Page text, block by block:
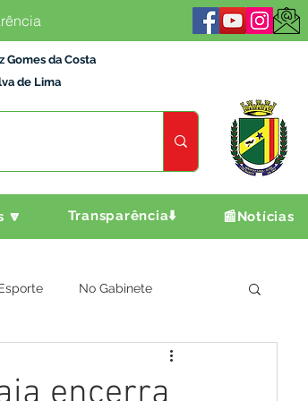
Gomes da Costa
de Lima
🔽 Transparência⬇️ 📰Notícias
No Gabinete
Agricultura e Produção